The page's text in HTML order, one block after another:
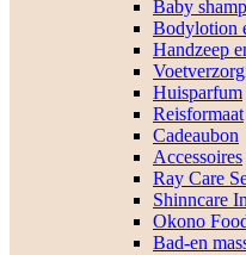
Baby
Bodylotion
Handzeep
Huisparfum
Reisformaat
Cadeaubon
Accessoires
Ray Care
Shinncare
Okono
Bad-en